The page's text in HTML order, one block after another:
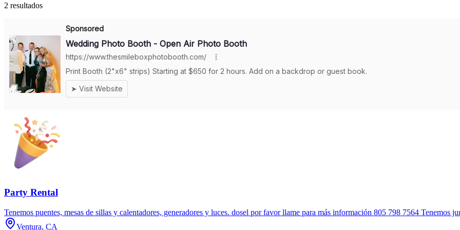
2 resultados
Party Rental
Tenemos puentes, mesas de sillas y calentadores, generadores y luces. dosel por favor llame para más información 805 798 7564 Tenemos
Ventura, CA